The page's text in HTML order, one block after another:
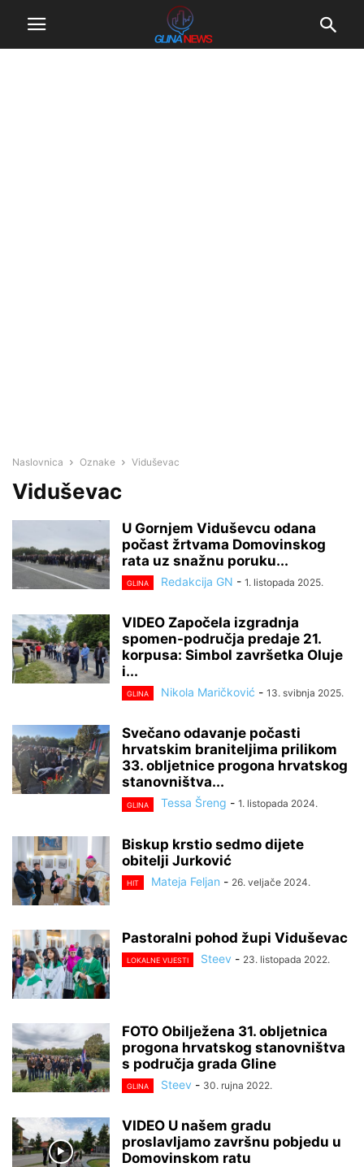
Naslovnica Oznake Viduševac
Viduševac
U Gornjem Viduševcu odana
počast žrtvama Domovinskog
rata uz snažnu poruku...
GLINA Redakcija GN - 1. listopada 2025.
VIDEO Započela izgradnja
spomen-područja predaje 21.
korpusa: Simbol završetka Oluje
i...
GLINA Nikola Maričković - 13. svibnja 2025.
Svečano odavanje počasti
hrvatskim braniteljima prilikom
33. obljetnice progona hrvatskog
stanovništva...
GLINA Tessa Šreng - 1. listopada 2024.
Biskup krstio sedmo dijete
obitelji Jurković
HIT Mateja Feljan - 26. veljače 2024.
Pastoralni pohod župi Viduševac
LOKALNE VIJESTI Steev - 23. listopada 2022.
FOTO Obilježena 31. obljetnica
progona hrvatskog stanovništva
s područja grada Gline
GLINA Steev - 30. rujna 2022.
VIDEO U našem gradu
proslavljamo završnu pobjedu u
Domovinskom ratu